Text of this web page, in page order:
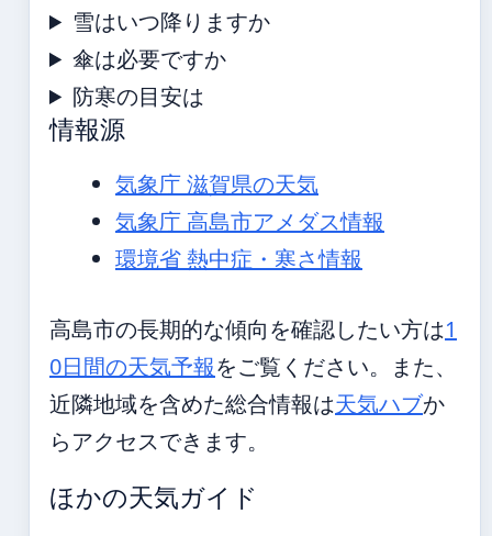
雪はいつ降りますか
傘は必要ですか
防寒の目安は
情報源
気象庁 滋賀県の天気
気象庁 高島市アメダス情報
環境省 熱中症・寒さ情報
高島市の長期的な傾向を確認したい方は1
0日間の天気予報をご覧ください。また、
近隣地域を含めた総合情報は天気ハブか
らアクセスできます。
ほかの天気ガイド